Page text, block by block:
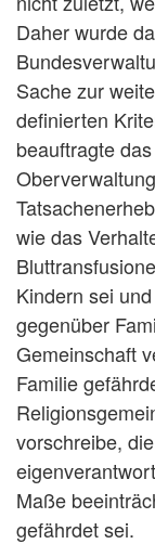
Daher wurde
Sache zur
definierten
beauftragte
wie das
Kindern sei
gegenüber
Gemeinschaft
Familie
vorschreibe,
Maße
gefährdet sei.